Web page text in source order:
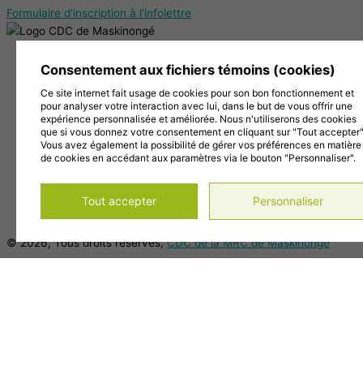
Formulaire d'inscription à l'infolettre
J5V 2J7
819 228-1096
info@cdc-maski.qc.ca
Suivez-nous sur Facebook!
Abonnez-vous à notre compte Instagram!
Abonnez-vous à notre chaîne YouTube!
Gérer mes témoins (cookies)
© 2026, Tous droits réservés,CDC de la MRC de Maskinongé
Consentement aux fichiers témoins (cookies)
Ce site internet fait usage de cookies pour son bon fonctionnement et
pour analyser votre interaction avec lui, dans le but de vous offrir une
expérience personnalisée et améliorée. Nous n'utiliserons des cookies
que si vous donnez votre consentement en cliquant sur "Tout
Vous avez également la possibilité de gérer vos préférences en matière
de cookies en accédant aux paramètres via le bouton "Personnaliser".
Tout accepter Personnaliser